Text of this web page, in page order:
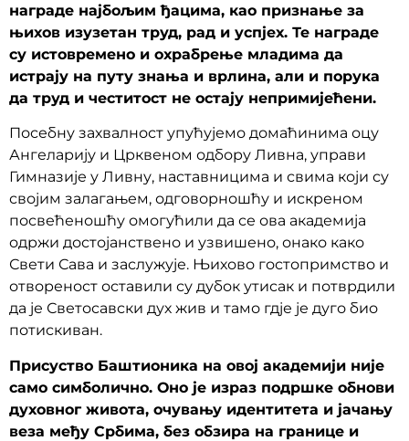
награде најбољим ђацима, као признање за
њихов изузетан труд, рад и успјех. Те награде
су истовремено и охрабрење младима да
истрају на путу знања и врлина, али и порука
да труд и честитост не остају непримијећени.
Посебну захвалност упућујемо домаћинима оцу
Ангеларију и Црквеном одбору Ливна, управи
Гимназије у Ливну, наставницима и свима који су
својим залагањем, одговорношћу и искреном
посвећеношћу омогућили да се ова академија
одржи достојанствено и узвишено, онако како
Свети Сава и заслужује. Њихово гостопримство и
отвореност оставили су дубок утисак и потврдили
да је Светосавски дух жив и тамо гдје је дуго био
потискиван.
Присуство Баштионика на овој академији није
само симболично. Оно је израз подршке обнови
духовног живота, очувању идентитета и јачању
веза међу Србима, без обзира на границе и